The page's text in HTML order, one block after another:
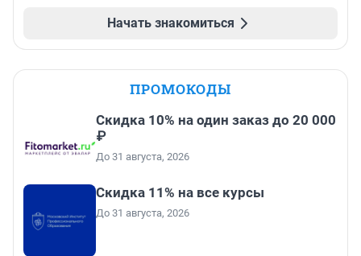
Начать знакомиться
ПРОМОКОДЫ
Скидка 10% на один заказ до 20 000
₽
До 31 августа, 2026
Скидка 11% на все курсы
До 31 августа, 2026